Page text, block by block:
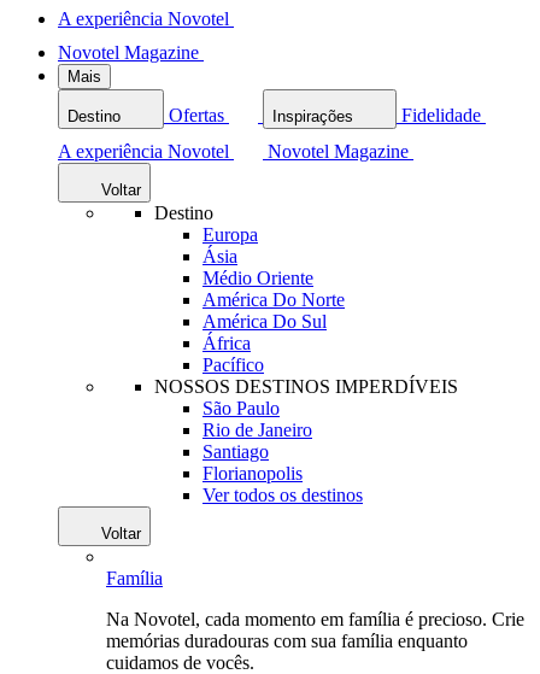
A experiência Novotel
Novotel Magazine
Mais
Destino Ofertas Inspirações
Fidelidade
A experiência Novotel
Novotel Magazine
Voltar
Destino
Europa
Ásia
Médio Oriente
América Do Norte
América Do Sul
África
Pacífico
NOSSOS DESTINOS IMPERDÍVEIS
São Paulo
Rio de Janeiro
Santiago
Florianopolis
Ver todos os destinos
Voltar
Família
Na Novotel, cada momento em família é precioso. Crie
memórias duradouras com sua família enquanto
cuidamos de vocês.